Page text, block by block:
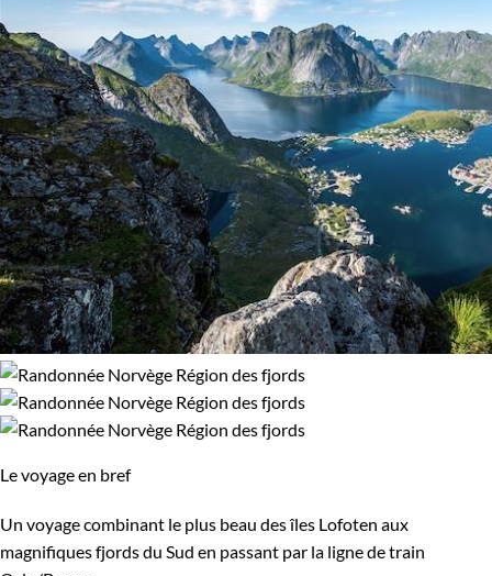
Le voyage en bref
Un voyage combinant le plus beau des îles Lofoten aux
magnifiques fjords du Sud en passant par la ligne de train